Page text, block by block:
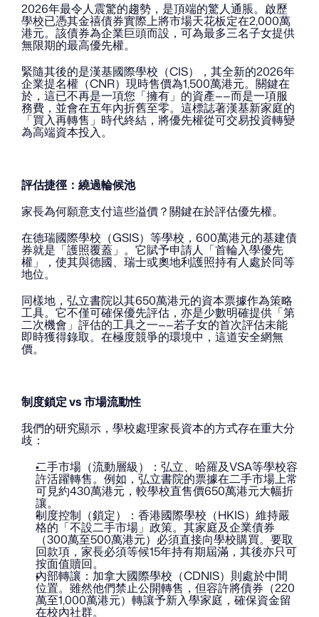
2026年最令人震驚的趨勢，是頂端的驚人通脹。啟歷
學校已憑其金禧債券實際上將市場天花板定在2,000萬
港元。該債券為企業巨頭而設，可為最多三名子女提供
無限期的最高優先權。
緊隨其後的是漢基國際學校（CIS），其全新的2026年
企業提名權（CNR）現時售價為1,500萬港元。關鍵在
於，這已不再是一項您「擁有」的資產——而是一項服
務費，並會在五年內折舊至零。這標誌著漢基新家庭的
「買入再轉售」時代終結，將優先權從可交易投資轉變
為高端資本投入。
評估捷徑：繞過輪候池
家長為何願意支付這些溢價？關鍵在於評估優先權。
在德瑞國際學校（GSIS）等學校，600萬港元的基建債
券就是「護照覆蓋」。它賦予申請人「首輪入學優先
權」，使其與德國、瑞士或奧地利護照持有人處於同等
地位。
同樣地，弘立書院以其650萬港元的資本票據作為策略
工具。它不僅可確保優先評估，亦是少數明確提供「第
二次機會」評估的工具之一——若子女的首次評估未能
即時獲得錄取。在極度競爭的環境中，這道安全網無
價。
制度鎖定 vs 市場流動性
我們的研究顯示，學校處理家長資本的方式存在重大分
歧：
二手市場（流動層級）：弘立、哈羅及VSA等學校容
許活躍轉售。例如，弘立書院的票據在二手市場上常
可見約430萬港元，較學校直售價650萬港元大幅折
讓。
制度控制（鎖定）：香港國際學校（HKIS）維持嚴
格的「不設二手市場」政策。其家庭及企業債券
（300萬至500萬港元）必須直接向學校購買。要取
回款項，家長必須等候15年持有期屆滿，其後亦只可
按面值贖回。
內部轉讓：加拿大國際學校（CDNIS）則處於中間
位置。雖然他們禁止公開轉售，但容許將債券（220
萬至1,000萬港元）轉讓予新入學家庭，確保資金留
在校內社群。